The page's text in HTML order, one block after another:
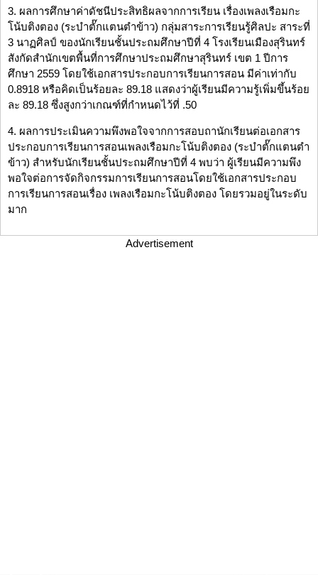
3. ผลการศึกษาค่าดัชนีประสิทธิผลจากการเรียน เรื่องเพลงเรือมกะ
โน้บติงตอง (ระบำตั๊กแตนตำข้าว) กลุ่มสาระการเรียนรู้ศิลปะ สาระที่
3 นาฏศิลป์ ของนักเรียนชั้นประถมศึกษาปีที่ 4 โรงเรียนเมืองสุรินทร์
สังกัดสำนักเขตพื้นที่การศึกษาประถมศึกษาสุรินทร์ เขต 1 ปีการ
ศึกษา 2559 โดยใช้เอกสารประกอบการเรียนการสอน มีค่าเท่ากับ
0.8918 หรือคิดเป็นร้อยละ 89.18 แสดงว่าผู้เรียนมีความรู้เพิ่มขึ้นร้อย
ละ 89.18 ซึ่งสูงกว่าเกณฑ์ที่กำหนดไว้ที่ .50
4. ผลการประเมินความพึงพอใจจากการสอบถานักเรียนต่อเอกสาร
ประกอบการเรียนการสอนเพลงเรือมกะโน้บติงตอง (ระบำตั๊กแตนตำ
ข้าว) สำหรับนักเรียนชั้นประถมศึกษาปีที่ 4 พบว่า ผู้เรียนมีความพึง
พอใจต่อการจัดกิจกรรมการเรียนการสอนโดยใช้เอกสารประกอบ
การเรียนการสอนเรื่อง เพลงเรือมกะโน้บติงตอง โดยรวมอยู่ในระดับ
มาก
Advertisement